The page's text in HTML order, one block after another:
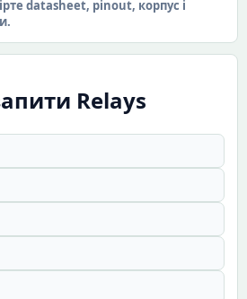
datasheet, pinout, корпус і
Relays